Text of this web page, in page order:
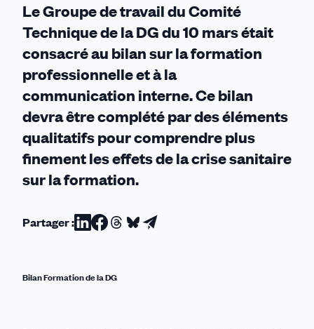
Insee
Le Groupe de travail du Comité
Technique de la DG du 10 mars était
consacré au bilan sur la formation
professionnelle et à la
communication interne. Ce bilan
devra être complété par des éléments
qualitatifs pour comprendre plus
finement les effets de la crise sanitaire
sur la formation.
Partager :Partager
Linkedin
Partager
Facebook
Partager
Threads
Partager
Partager
Bilan Formation de la DG